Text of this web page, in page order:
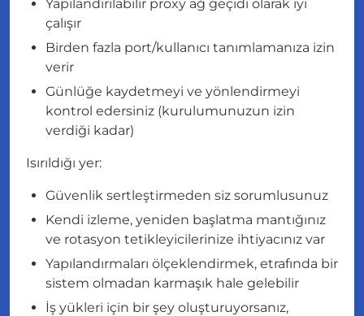
Yapılandırılabilir proxy ağ geçidi olarak iyi
çalışır
Birden fazla port/kullanıcı tanımlamanıza izin
verir
Günlüğe kaydetmeyi ve yönlendirmeyi
kontrol edersiniz (kurulumunuzun izin
verdiği kadar)
Isırıldığı yer:
Güvenlik sertleştirmeden siz sorumlusunuz
Kendi izleme, yeniden başlatma mantığınız
ve rotasyon tetikleyicilerinize ihtiyacınız var
Yapılandırmaları ölçeklendirmek, etrafında bir
sistem olmadan karmaşık hale gelebilir
İş yükleri için bir şey oluşturuyorsanız,